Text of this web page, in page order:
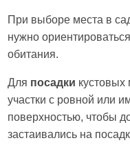
При выборе места в
нужно
обитания.
Для посадки
участки с ровной или
поверхностью, чтобы
застаивались на